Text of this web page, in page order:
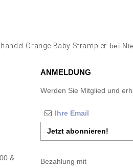
Orange Baby Strampler bei
&
ANMELDUNG
Werden Sie Mitglied und
Jetzt abonnieren!
Bezahlung mit